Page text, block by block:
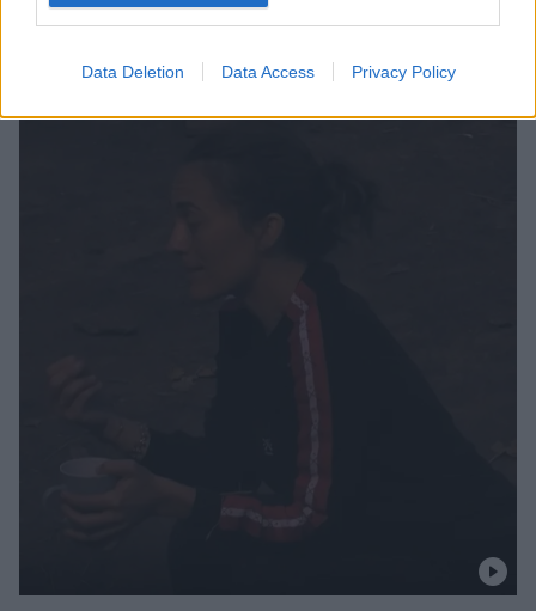
Data Deletion Data Access Privacy Policy
Ολυμπιονίκης διαισθανόταν ότι θα φύγει από το